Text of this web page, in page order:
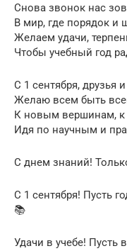
Снова звонок нас
В мир, где порядок и
Желаем удачи,
Чтобы учебный год
С 1 сентября, друзья
Желаю всем быть
К новым вершинам, к
Идя по научным и
С днем знаний!
С 1 сентября! Пусть
📚
Удачи в учебе! Пусть